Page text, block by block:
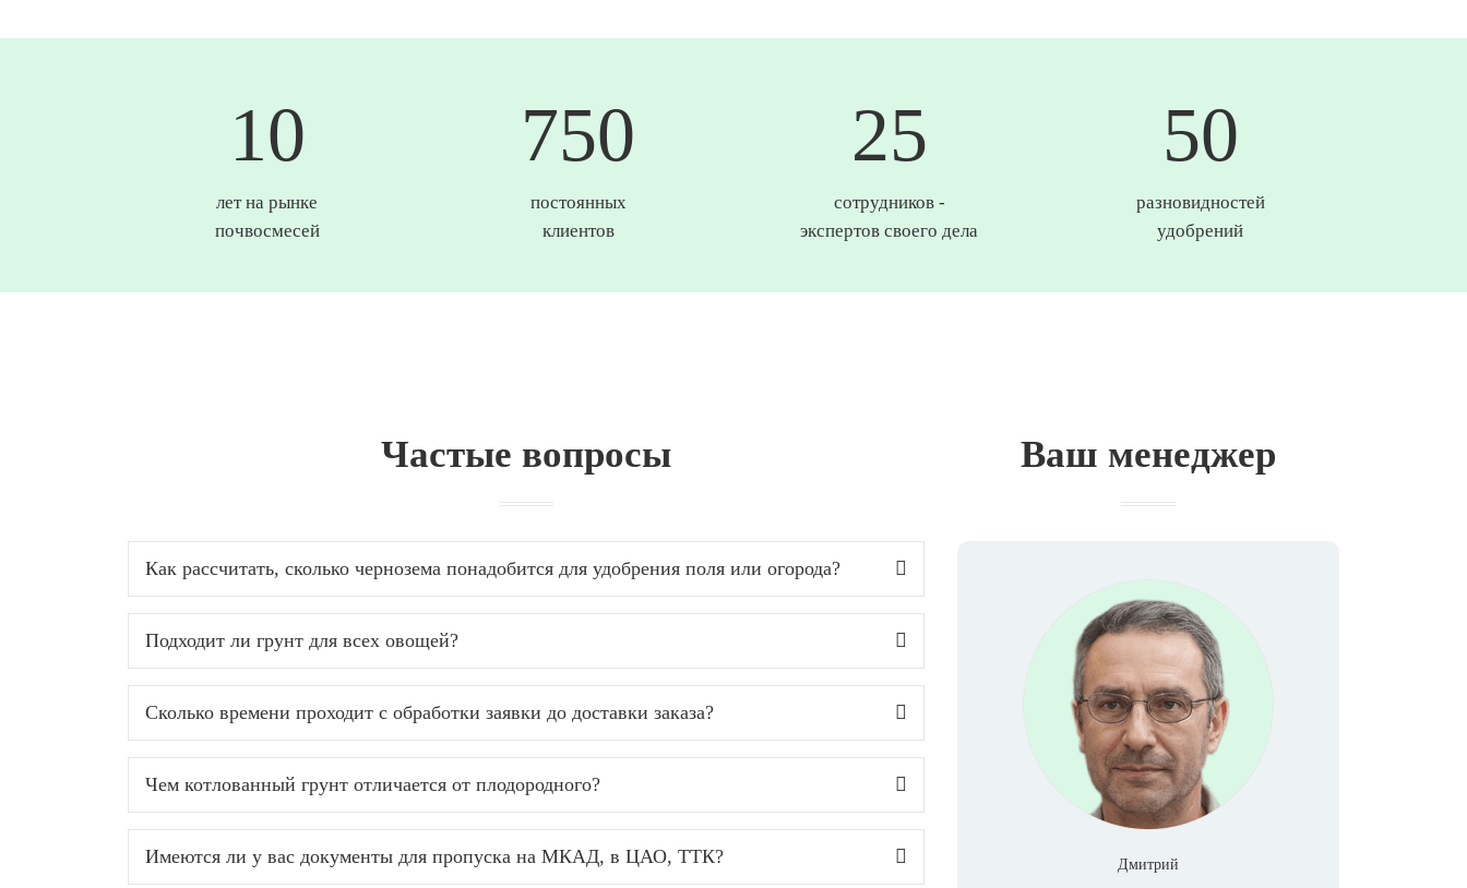
10
лет на рынке
почвосмесей
750
постоянных
клиентов
25
сотрудников -
экспертов своего дела
50
разновидностей
удобрений
Частые вопросы
Как рассчитать, сколько чернозема понадобится для удобрения поля или огорода?
Подходит ли грунт для всех овощей?
Сколько времени проходит с обработки заявки до доставки заказа?
Чем котлованный грунт отличается от плодородного?
Имеются ли у вас документы для пропуска на МКАД, в ЦАО, ТТК?
Ваш менеджер
Дмитрий